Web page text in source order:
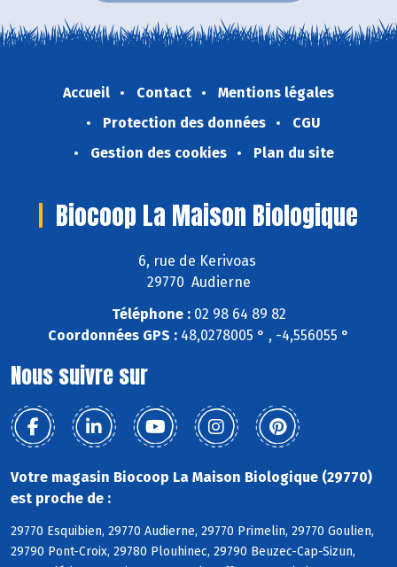
Accueil Contact
Mentions légales
Protection des données
CGU
Gestion des cookies
Plan du site
Biocoop La Maison Biologique
6, rue de Kerivoas
29770 Audierne
Téléphone :02 98 64 89 82
Coordonnées GPS : 48,0278005 ° , -4,556055 °
Nous suivre sur
Votre magasin Biocoop La Maison Biologique (29770)
est proche de :
29770 Esquibien, 29770 Audierne, 29770 Primelin, 29770 Goulien,
29790 Pont-Croix, 29780 Plouhinec, 29790 Beuzec-Cap-Sizun,